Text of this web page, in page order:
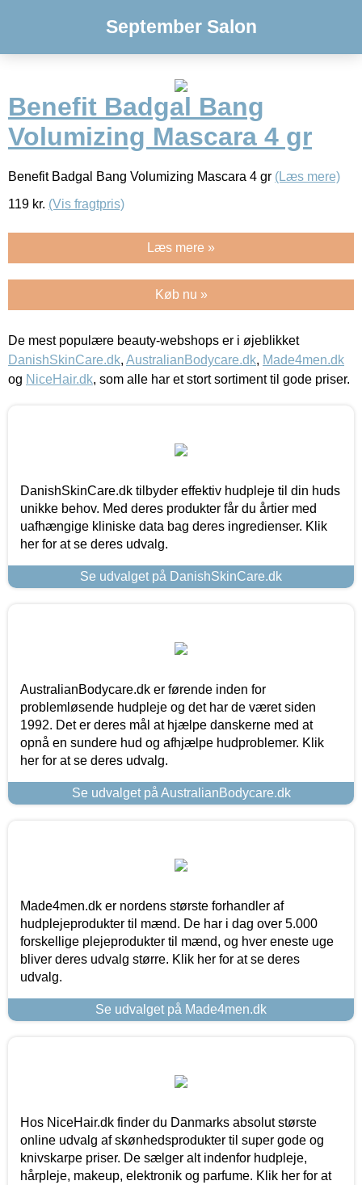
September Salon
Benefit Badgal Bang
Volumizing Mascara 4 gr
Benefit Badgal Bang Volumizing Mascara 4 gr (Læs mere)
119 kr. (Vis fragtpris)
Læs mere »
Køb nu »
De mest populære beauty-webshops er i øjeblikket
DanishSkinCare.dk, AustralianBodycare.dk, Made4men.dk
og NiceHair.dk, som alle har et stort sortiment til gode priser.
DanishSkinCare.dk tilbyder effektiv hudpleje til din huds
unikke behov. Med deres produkter får du årtier med
uafhængige kliniske data bag deres ingredienser. Klik
her for at se deres udvalg.
Se udvalget på DanishSkinCare.dk
AustralianBodycare.dk er førende inden for
problemløsende hudpleje og det har de været siden
1992. Det er deres mål at hjælpe danskerne med at
opnå en sundere hud og afhjælpe hudproblemer. Klik
her for at se deres udvalg.
Se udvalget på AustralianBodycare.dk
Made4men.dk er nordens største forhandler af
hudplejeprodukter til mænd. De har i dag over 5.000
forskellige plejeprodukter til mænd, og hver eneste uge
bliver deres udvalg større. Klik her for at se deres
udvalg.
Se udvalget på Made4men.dk
Hos NiceHair.dk finder du Danmarks absolut største
online udvalg af skønhedsprodukter til super gode og
knivskarpe priser. De sælger alt indenfor hudpleje,
hårpleje, makeup, elektronik og parfume. Klik her for at